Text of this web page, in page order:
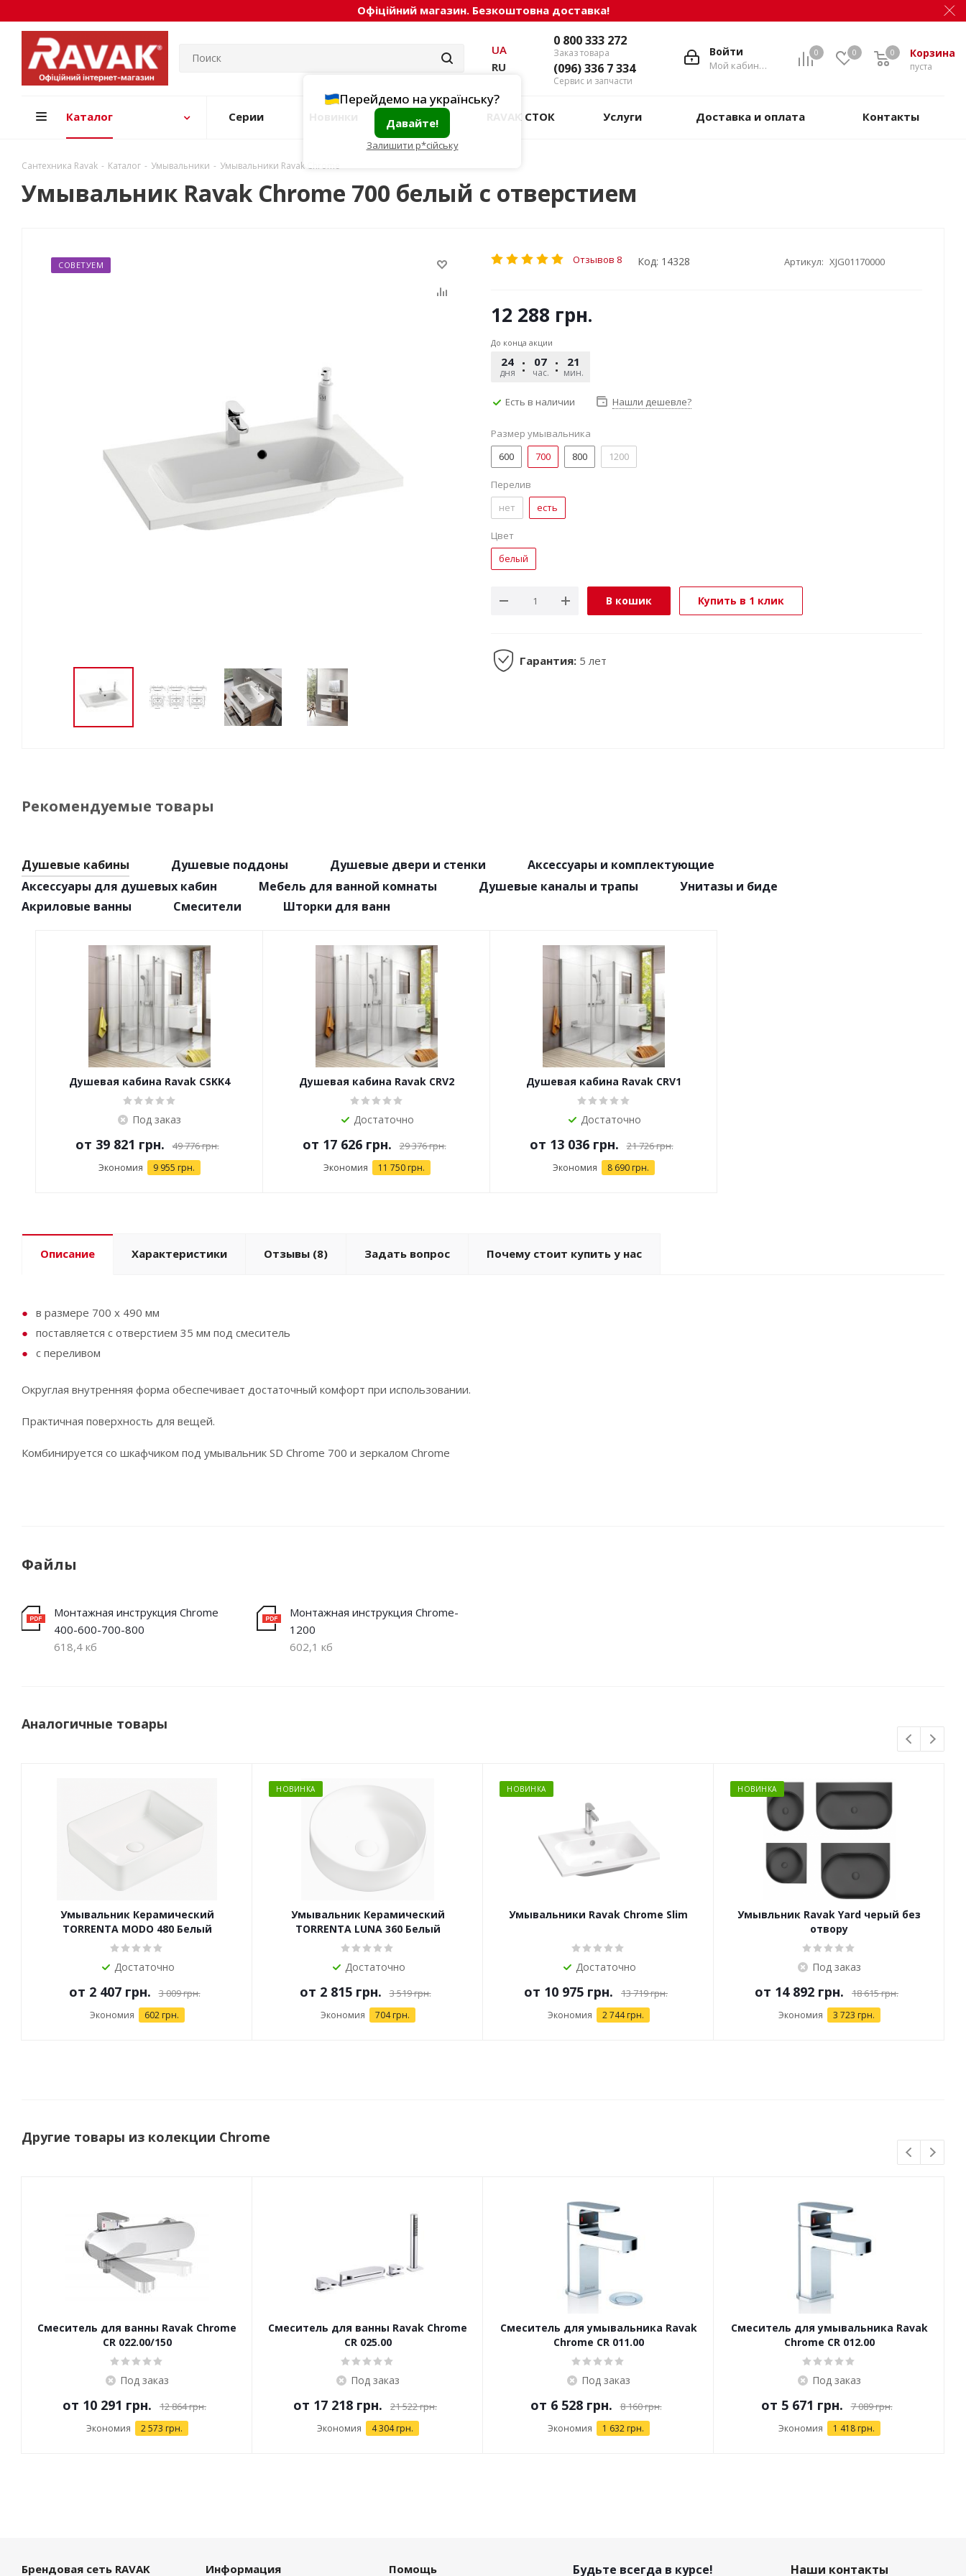
Офіційний магазин. Безкоштовна доставка!
0 0 Корзина
пуста
0
Войти
Мой кабинет
0 800 333 272
Заказ товара
(096) 336 7 334
Сервис и запчасти
UA
RU
Перейдемо на українську?
Давайте!
Залишити р*сійську
Каталог Серии Акции RAVAK СТОК Услуги Доставка и оплата Контакты
Сантехника Ravak - Каталог - Умывальники - Умывальники Ravak Chrome
Умывальник Ravak Chrome 700 белый с отверстием
СОВЕТУЕМ Отзывов 8 Код: 14328 Артикул: XJG01170000
12 288 грн.
До конца акции
24
дня
07
час.
21
мин.
Есть в наличии Нашли дешевле?
Размер умывальника
600
700 800 1200
Перелив
нет
есть
Цвет
белый
В кошик Купить в 1 клик
Гарантия: 5 лет
Рекомендуемые товары
Душевые кабины Душевые поддоны Душевые двери и стенки
Аксессуары и комплектующие
Аксессуары для душевых кабин
Мебель для ванной комнаты Душевые каналы и трапы
Унитазы и биде
Акриловые ванны
Смесители Шторки для ванн
Душевая кабина Ravak CSKK4
Под заказ
от 39 821 грн. 49 776 грн.
Экономия 9 955 грн.
Душевая кабина Ravak CRV2
Достаточно
от 17 626 грн. 29 376 грн.
Экономия 11 750 грн.
Душевая кабина Ravak CRV1
Достаточно
от 13 036 грн. 21 726 грн.
Экономия 8 690 грн.
Описание Характеристики Отзывы (8) Задать вопрос Почему стоит купить у нас
в размере 700 х 490 мм
поставляется с отверстием 35 мм под смеситель
с переливом
Округлая внутренняя форма обеспечивает достаточный комфорт при использовании.
Практичная поверхность для вещей.
Комбинируется со шкафчиком под умывальник SD Chrome 700 и зеркалом Chrome
Файлы
Монтажная инструкция Chrome
400-600-700-800
618,4 кб
Монтажная инструкция Chrome-
1200
602,1 кб
Аналогичные товары
Умывальник Керамический
TORRENTA MODO 480 Белый
Достаточно
от 2 407 грн. 3 009 грн.
Экономия 602 грн.
НОВИНКА
Умывальник Керамический
TORRENTA LUNA 360 Белый
Достаточно
от 2 815 грн. 3 519 грн.
Экономия 704 грн.
НОВИНКА
Умывальники Ravak Chrome Slim
Достаточно
от 10 975 грн. 13 719 грн.
Экономия 2 744 грн.
НОВИНКА
Умывльник Ravak Yard черый без
отвору
Под заказ
от 14 892 грн. 18 615 грн.
Экономия 3 723 грн.
Другие товары из колекции Chrome
Смеситель для ванны Ravak Chrome
CR 022.00/150
Под заказ
от 10 291 грн. 12 864 грн.
Экономия 2 573 грн.
Смеситель для ванны Ravak Chrome
CR 025.00
Под заказ
от 17 218 грн. 21 522 грн.
Экономия 4 304 грн.
Смеситель для умывальника Ravak
Chrome CR 011.00
Под заказ
от 6 528 грн. 8 160 грн.
Экономия 1 632 грн.
Смеситель для умывальника Ravak
Chrome CR 012.00
Под заказ
от 5 671 грн. 7 089 грн.
Экономия 1 418 грн.
Брендовая сеть RAVAK Информация Помощь Будьте всегда в курсе! Наши контакты